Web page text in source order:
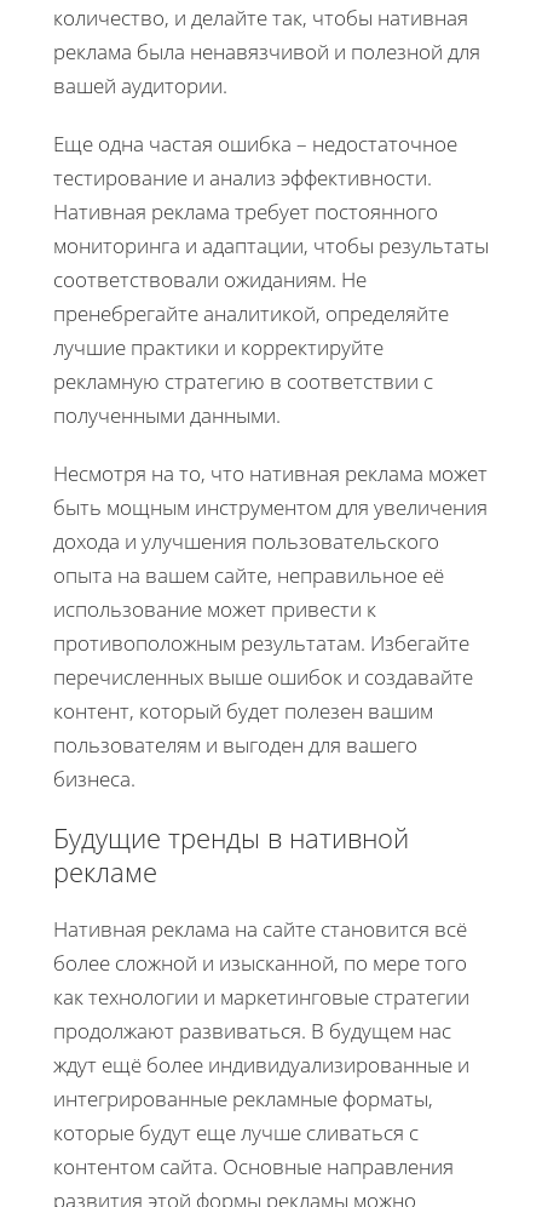
количество, и делайте так, чтобы нативная
реклама была ненавязчивой и полезной для
вашей аудитории.
Еще одна частая ошибка – недостаточное
тестирование и анализ эффективности.
Нативная реклама требует постоянного
мониторинга и адаптации, чтобы результаты
соответствовали ожиданиям. Не
пренебрегайте аналитикой, определяйте
лучшие практики и корректируйте
рекламную стратегию в соответствии с
полученными данными.
Несмотря на то, что нативная реклама может
быть мощным инструментом для увеличения
дохода и улучшения пользовательского
опыта на вашем сайте, неправильное её
использование может привести к
противоположным результатам. Избегайте
перечисленных выше ошибок и создавайте
контент, который будет полезен вашим
пользователям и выгоден для вашего
бизнеса.
Будущие тренды в нативной
рекламе
Нативная реклама на сайте становится всё
более сложной и изысканной, по мере того
как технологии и маркетинговые стратегии
продолжают развиваться. В будущем нас
ждут ещё более индивидуализированные и
интегрированные рекламные форматы,
которые будут еще лучше сливаться с
контентом сайта. Основные направления
развития этой формы рекламы можно